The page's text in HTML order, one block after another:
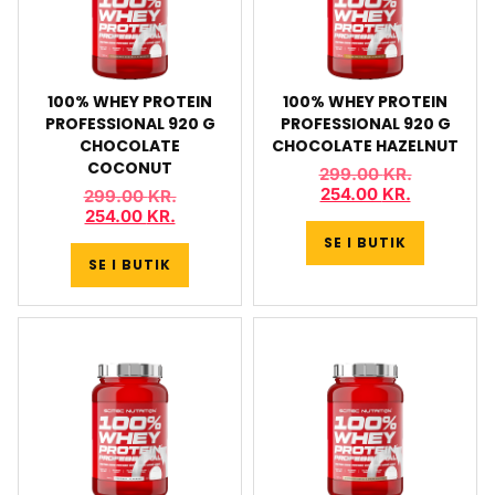
100% WHEY PROTEIN
PROFESSIONAL 920 G
CHOCOLATE
COCONUT
299.00KR.
254.00 KR.
SE I BUTIK
100% WHEY PROTEIN
PROFESSIONAL 920 G
CHOCOLATE HAZELNUT
299.00KR.
254.00 KR.
SE I BUTIK